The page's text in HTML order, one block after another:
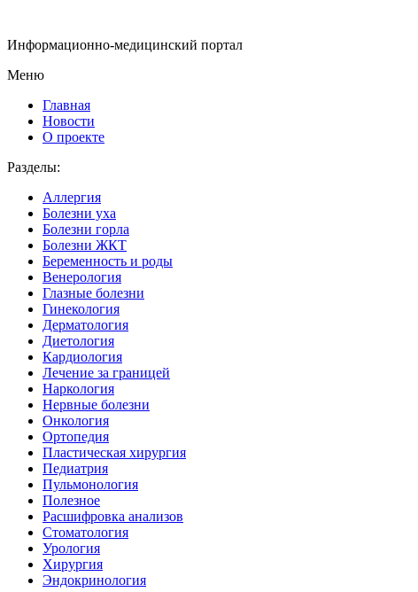
Информационно-медицинский портал
Меню
Главная
Новости
О проекте
Разделы:
Аллергия
Болезни уха
Болезни горла
Болезни ЖКТ
Беременность и роды
Венерология
Глазные болезни
Гинекология
Дерматология
Диетология
Кардиология
Лечение за границей
Наркология
Нервные болезни
Онкология
Ортопедия
Пластическая хирургия
Педиатрия
Пульмонология
Полезное
Расшифровка анализов
Стоматология
Урология
Хирургия
Эндокринология